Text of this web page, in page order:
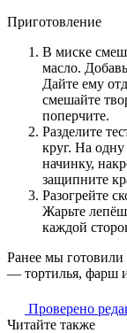
Приготовление
В миске
масло.
Дайте ему
смешайте
поперчите.
Разделите
круг. На
начинку,
защипните
Разогрейте
Жарьте
каждой
Ранее мы готовили
— тортилья, фарш
Проверено
Читайте также